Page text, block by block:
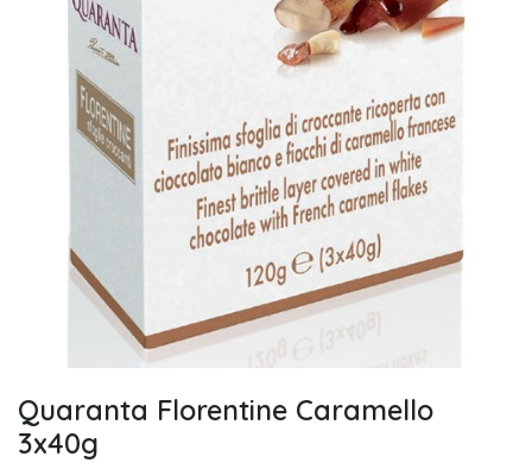
Quaranta Florentine Caramello
3x40g